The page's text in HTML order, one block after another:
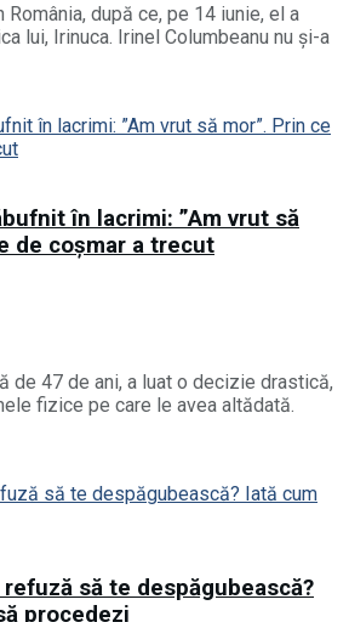
după ce, pe 14 iunie, el a
lui, Irinuca. Irinel Columbeanu nu și-a
în lacrimi: ”Am vrut să
de coșmar a trecut
de 47 de ani, a luat o decizie drastică,
fizice pe care le avea altădată.
să te despăgubească?
procedezi